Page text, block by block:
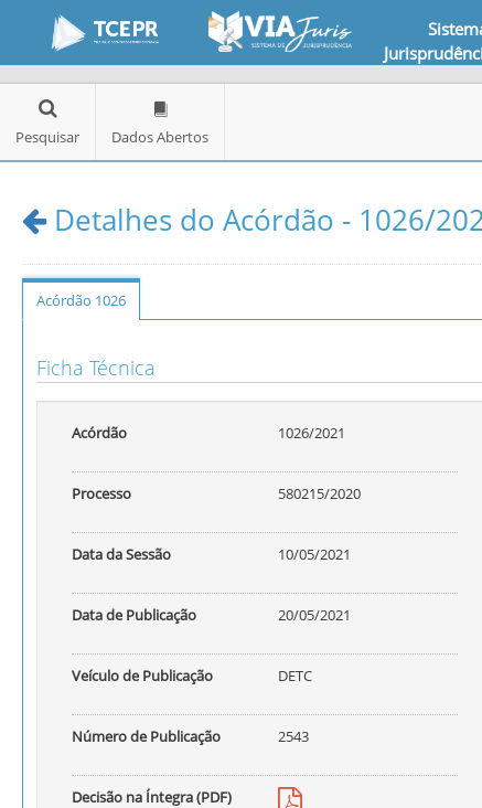
Pesquisar Dados Abertos
Detalhes do Acórdão - 1026/
Acórdão 1026
Ficha Técnica
Acórdão 1026/2021
Processo 580215/2020
Data da Sessão 10/05/2021
Data de Publicação 20/05/2021
Veículo de Publicação DETC
Número de Publicação 2543
Decisão na Íntegra (PDF)